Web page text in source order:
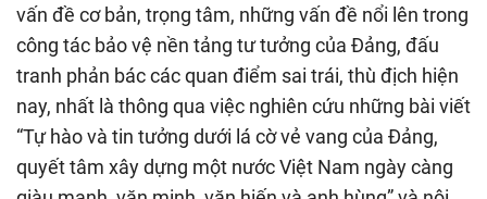
vấn đề cơ bản, trọng tâm, những vấn đề nổi lên trong
công tác bảo vệ nền tảng tư tưởng của Đảng, đấu
tranh phản bác các quan điểm sai trái, thù địch hiện
nay, nhất là thông qua việc nghiên cứu những bài viết
“Tự hào và tin tưởng dưới lá cờ vẻ vang của Đảng,
quyết tâm xây dựng một nước Việt Nam ngày càng